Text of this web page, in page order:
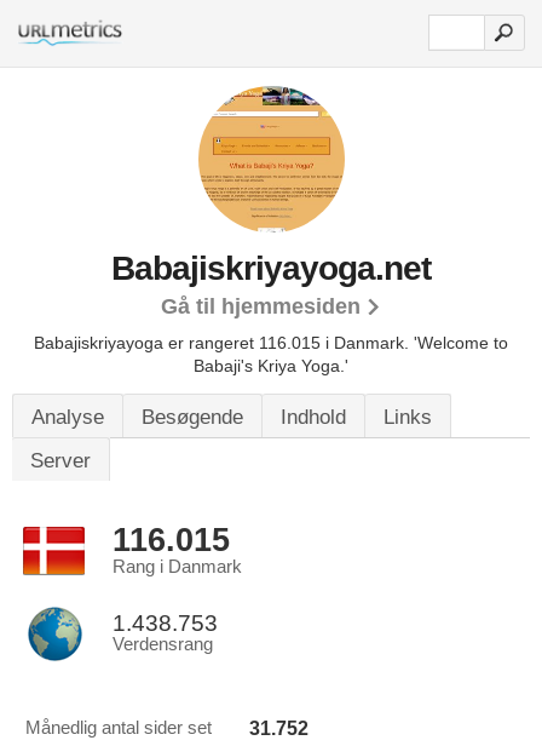
Babajiskriyayoga.net
Gå til hjemmesiden
Babajiskriyayoga er rangeret 116.015 i Danmark. 'Welcome to
Babaji's Kriya Yoga.'
Analyse Besøgende Indhold
Links
Server
116.015
Rang i Danmark
1.438.753
Verdensrang
Månedlig antal sider set 31.752